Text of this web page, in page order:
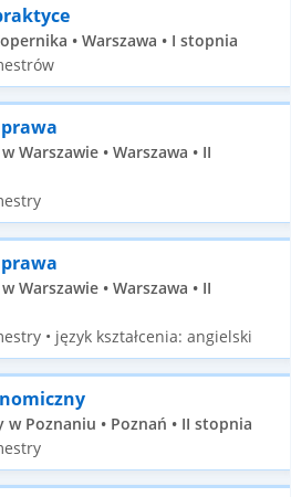
• Warszawa • I stopnia
Warszawie • Warszawa • II
Warszawie • Warszawa • II
• język kształcenia: angielski
Poznaniu • Poznań • II stopnia